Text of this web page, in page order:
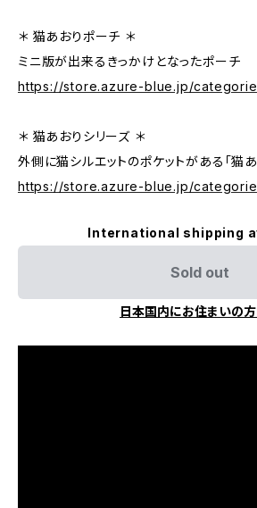
＊ 猫あおりポーチ ＊
ミニ版が出来るきっかけとなったポーチ
https://store.azure-blue.jp/
＊ 猫あおりシリーズ ＊
外側に猫シルエットのポケットがある「猫あ
https://store.azure-blue.jp/
International shipping
Sold out
日本国内にお住まいの